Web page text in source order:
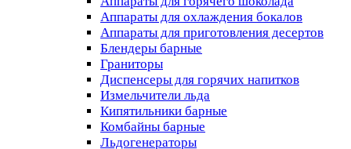
Аппараты для охлаждения бокалов
Аппараты для приготовления десертов
Блендеры барные
Граниторы
Диспенсеры для горячих напитков
Измельчители льда
Кипятильники барные
Комбайны барные
Льдогенераторы